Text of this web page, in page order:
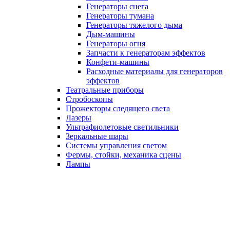
Генераторы снега
Генераторы тумана
Генераторы тяжелого дыма
Дым-машины
Генераторы огня
Запчасти к генераторам эффектов
Конфети-машины
Расходные материалы для генераторов
эффектов
Театральные приборы
Стробоскопы
Прожекторы следящего света
Лазеры
Ультрафиолетовые светильники
Зеркальные шары
Системы управления светом
Фермы, стойки, механика сцены
Лампы